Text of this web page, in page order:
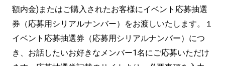
額内金)またはご購入されたお客様にイベント応募抽選
券（応募用シリアルナンバー）をお渡しいたします。１
イベント応募抽選券（応募用シリアルナンバー）につ
き、お話したいお好きなメンバー1名にご応募いただけ